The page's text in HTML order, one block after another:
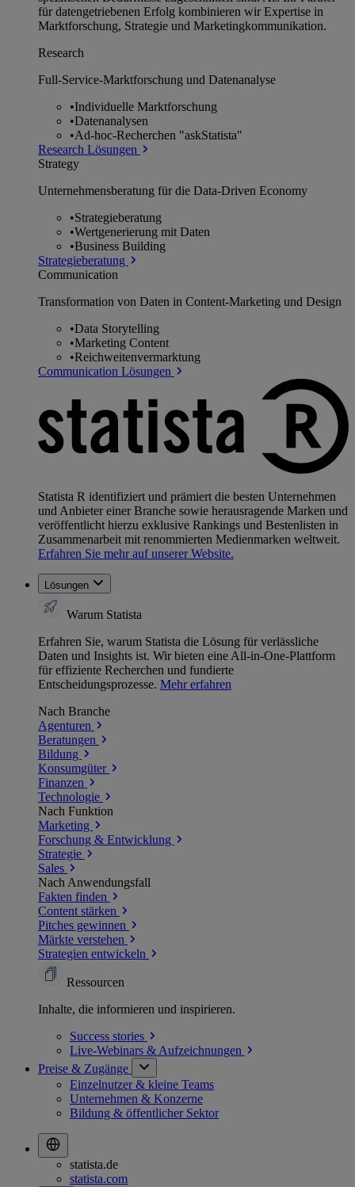
für datengetriebenen Erfolg kombinieren wir Expertise in
Marktforschung, Strategie und Marketingkommunikation.
Research
Full-Service-Marktforschung und Datenanalyse
•Individuelle Marktforschung
•Datenanalysen
•Ad-hoc-Recherchen "askStatista"
Research Lösungen
Strategy
Unternehmens­beratung für die Data-Driven Economy
•Strategieberatung
•Wertgenerierung mit Daten
•Business Building
Strategieberatung
Communication
Transformation von Daten in Content-Marketing und Design
•Data Storytelling
•Marketing Content
•Reichweitenvermarktung
Communication Lösungen
Statista R identifiziert und prämiert die besten Unternehmen
und Anbieter einer Branche sowie herausragende Marken und
veröffentlicht hierzu exklusive Rankings und Bestenlisten in
Zusammenarbeit mit renommierten Medienmarken weltweit.
Erfahren Sie mehr auf unserer Website.
Lösungen
Warum Statista
Erfahren Sie, warum Statista die Lösung für verlässliche
Daten und Insights ist. Wir bieten eine All-in-One-Plattform
für effiziente Recherchen und fundierte
Entscheidungsprozesse. Mehr erfahren
Nach Branche
Agenturen
Beratungen
Bildung
Konsumgüter
Finanzen
Technologie
Nach Funktion
Marketing
Forschung & Entwicklung
Strategie
Sales
Nach Anwendungsfall
Fakten finden
Content stärken
Pitches gewinnen
Märkte verstehen
Strategien entwickeln
Ressourcen
Inhalte, die informieren und inspirieren.
Success stories
Live-Webinars & Aufzeichnungen
Preise & Zugänge
Einzelnutzer & kleine Teams
Unternehmen & Konzerne
Bildung & öffentlicher Sektor
statista.de
statista.com